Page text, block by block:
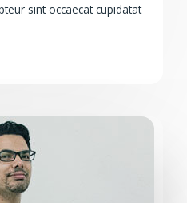
sint occaecat cupidatat